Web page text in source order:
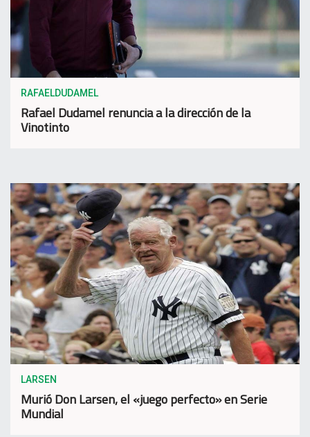
RAFAELDUDAMEL
Rafael Dudamel renuncia a la dirección de la
Vinotinto
LARSEN
Murió Don Larsen, el «juego perfecto» en Serie
Mundial